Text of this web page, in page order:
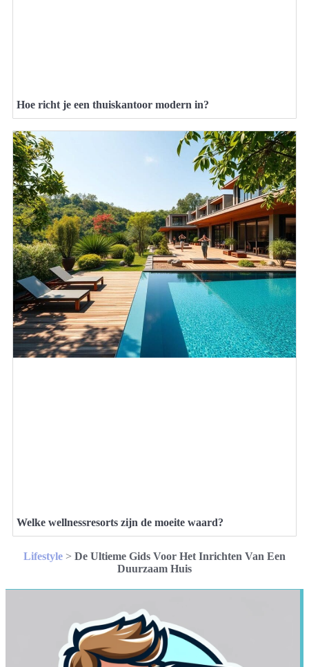
Hoe richt je een thuiskantoor modern in?
Welke wellnessresorts zijn de moeite waard?
Lifestyle > De Ultieme Gids Voor Het Inrichten Van Een
Duurzaam Huis